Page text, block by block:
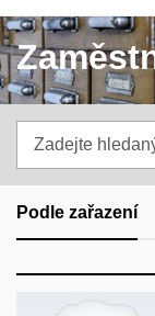
hledaný
výraz
Podle zařazení